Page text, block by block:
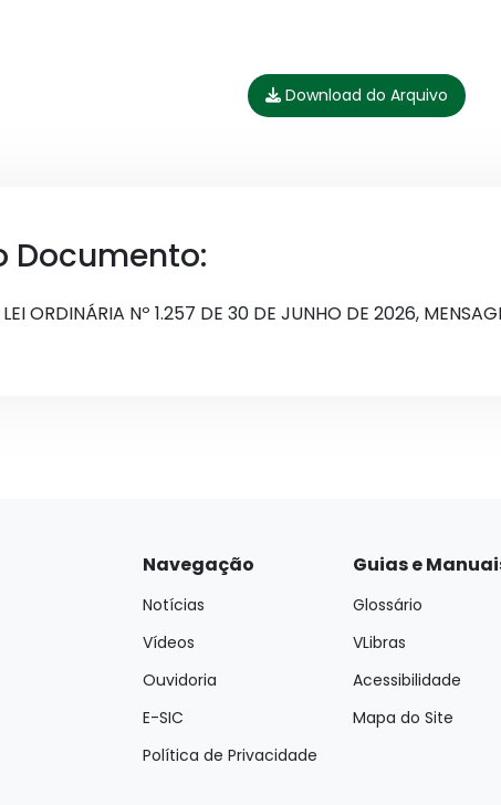
Download do Arquivo
Documento:
LEI ORDINÁRIA Nº 1.257 DE 30 DE JUNHO DE 2026,
Navegação
Notícias
Vídeos
Ouvidoria
E-SIC
Política de Privacidade
Guias e
Glossário
VLibras
Acessibilidade
Mapa do Site